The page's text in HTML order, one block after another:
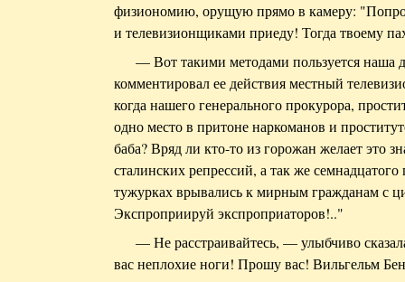
физиономию, орущую прямо в камеру:
и телевизионщиками приеду! Тогда твоему
— Вот такими методами пользуется наша
комментировал ее действия местный
когда нашего генерального прокурора,
одно место в притоне наркоманов и
баба? Вряд ли кто-то из горожан желает это
сталинских репрессий, а так же
тужурках врывались к мирным гражданам с
Экспроприируй экспроприаторов!.."
— Не расстраивайтесь, — улыбчиво
вас неплохие ноги! Прошу вас! Вильгельм